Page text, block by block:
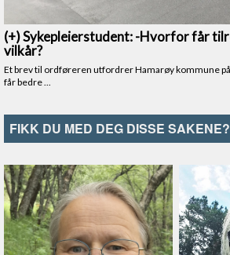
FIKK DU MED DEG DISSE SAKENE?